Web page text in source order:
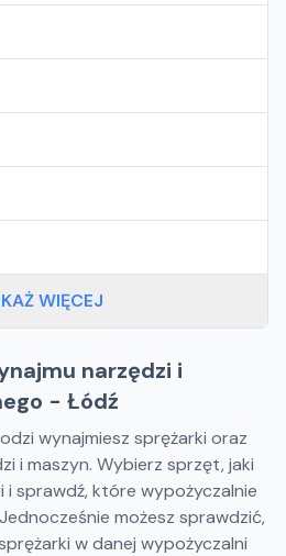
WIĘCEJ
narzędzi i
- Łódź
wynajmiesz sprężarki oraz
i maszyn. Wybierz sprzęt, jaki
i sprawdź, które wypożyczalnie
możesz sprawdzić,
w danej wypożyczalni